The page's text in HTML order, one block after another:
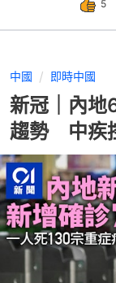
5
中國 即時中國
新冠｜內地
趨勢 中疾